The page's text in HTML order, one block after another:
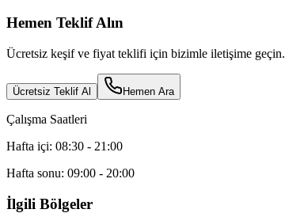
Hemen Teklif Alın
Ücretsiz keşif ve fiyat teklifi için bizimle iletişime geçin.
Ücretsiz Teklif Al Hemen Ara
Çalışma Saatleri
Hafta içi: 08:30 - 21:00
Hafta sonu: 09:00 - 20:00
İlgili Bölgeler